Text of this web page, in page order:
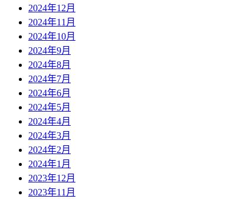
2024年12月
2024年11月
2024年10月
2024年9月
2024年8月
2024年7月
2024年6月
2024年5月
2024年4月
2024年3月
2024年2月
2024年1月
2023年12月
2023年11月